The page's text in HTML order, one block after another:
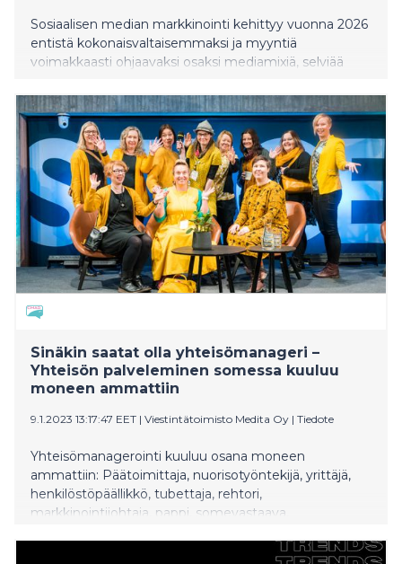
Sosiaalisen median markkinointi kehittyy vuonna 2026
entistä kokonaisvaltaisemmaksi ja myyntiä
voimakkaasti ohjaavaksi osaksi mediamixiä, selviää
riippumattomien toimistojen verkoston
thenetworkonen 22 toimiston trendiennusteet on
koottu 90-sivuiseksi raportiksi. SAMY Nordicsin
tekemä vuosittainen raportti tunnistaa seitsemän
keskeistä trendiä vuodelle 2026.
Sinäkin saatat olla yhteisömanageri –
Yhteisön palveleminen somessa kuuluu
moneen ammattiin
9.1.2023 13:17:47 EET | Viestintätoimisto Medita Oy | Tiedote
Yhteisömanagerointi kuuluu osana moneen
ammattiin: Päätoimittaja, nuorisotyöntekijä, yrittäjä,
henkilöstöpäällikkö, tubettaja, rehtori,
markkinointijohtaja, pappi, somevastaava,
järjestävä Johanna Janhonen luettelee. – Kaikki